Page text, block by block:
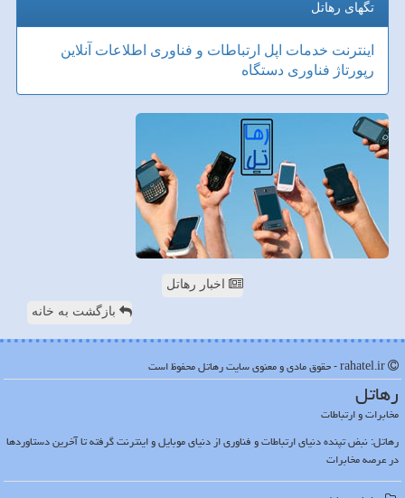
تگهای رهاتل
اینترنت خدمات اپل ارتباطات و فناوری اطلاعات آنلاین
رپورتاژ فناوری دستگاه
اخبار رهاتل
بازگشت به خانه
رهاتل
مخابرات و ارتباطات
رهاتل: نبض تپنده دنیای ارتباطات و فناوری از دنیای موبایل و اینترنت گرفته تا آخرین دستاوردها
در عرصه مخابرات